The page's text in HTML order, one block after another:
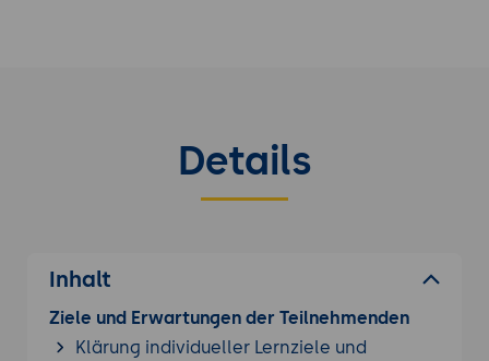
Betrieb durchgezogen werden kann, als in vier
Wochen ein Profi-Manual ohne Anwendung.
Details
Inhalt
Ziele und Erwartungen der Teilnehmenden
Klärung individueller Lernziele und